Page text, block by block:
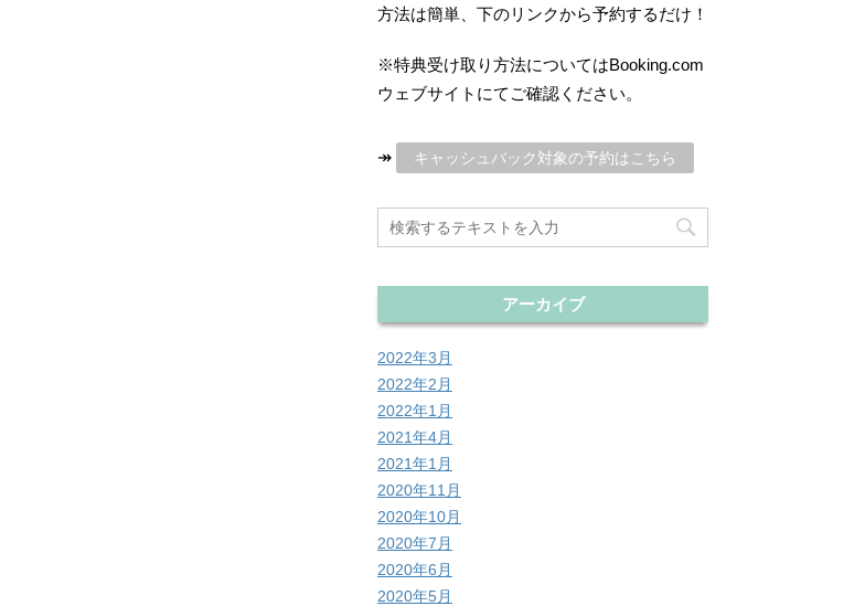
方法は簡単、下のリンクから予約するだけ！
※特典受け取り方法についてはBooking.com
ウェブサイトにてご確認ください。
↠ キャッシュバック対象の予約はこちら
アーカイブ
2022年3月
2022年2月
2022年1月
2021年4月
2021年1月
2020年11月
2020年10月
2020年7月
2020年6月
2020年5月